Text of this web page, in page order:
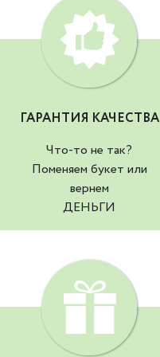
ГАРАНТИЯ КАЧЕСТВА
Что-то не так?
Поменяем букет или
вернем
ДЕНЬГИ